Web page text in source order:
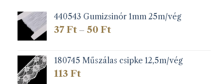
440543 Gumizsinór 1mm 25m/vég
37 Ft – 50 FtÁrtartomány:
50 Ft
180745 Műszálas csipke 12,5m/vég
113 Ft